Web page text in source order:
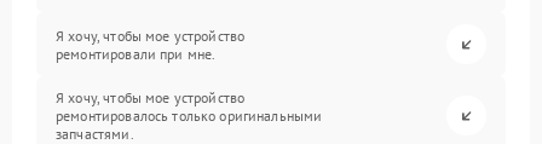
Я хочу, чтобы мое устройство
ремонтировали при мне.
Я хочу, чтобы мое устройство
ремонтировалось только оригинальными
запчастями.